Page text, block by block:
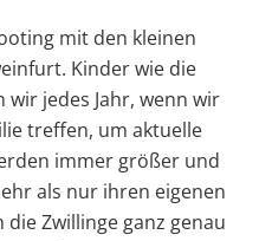
mit den kleinen
Kinder wie die
jedes Jahr, wenn wir
treffen, um aktuelle
immer größer und
als nur ihren eigenen
die Zwillinge ganz genau